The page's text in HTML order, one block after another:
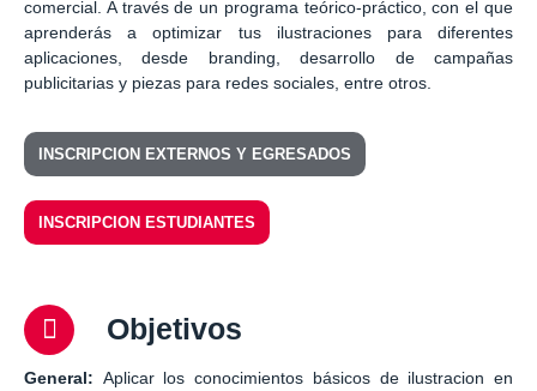
comercial. A través de un programa teórico-práctico, con el que
aprenderás a optimizar tus ilustraciones para diferentes
aplicaciones, desde branding, desarrollo de campañas
publicitarias y piezas para redes sociales, entre otros.
INSCRIPCION EXTERNOS Y EGRESADOS
INSCRIPCION ESTUDIANTES
Objetivos
General: Aplicar los conocimientos básicos de ilustracion en